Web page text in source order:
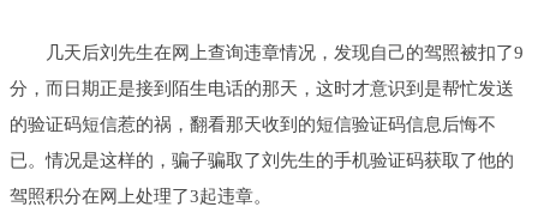
几天后刘先生在网上查询违章情况，发现自己的驾照被扣了9
分，而日期正是接到陌生电话的那天，这时才意识到是帮忙发送
的验证码短信惹的祸，翻看那天收到的短信验证码信息后悔不
已。情况是这样的，骗子骗取了刘先生的手机验证码获取了他的
驾照积分在网上处理了3起违章。